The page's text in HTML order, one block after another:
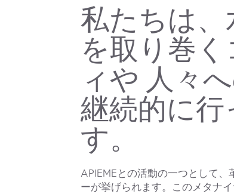
私たちは
を取り巻
ィや 人々
継続的に行
す。
APIEMEとの活動の一つとして
ーが挙げられます。このメタナ